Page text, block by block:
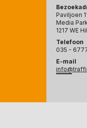
Paviljoen
Media
1217 WE
Telefoon
035 -
E-mail